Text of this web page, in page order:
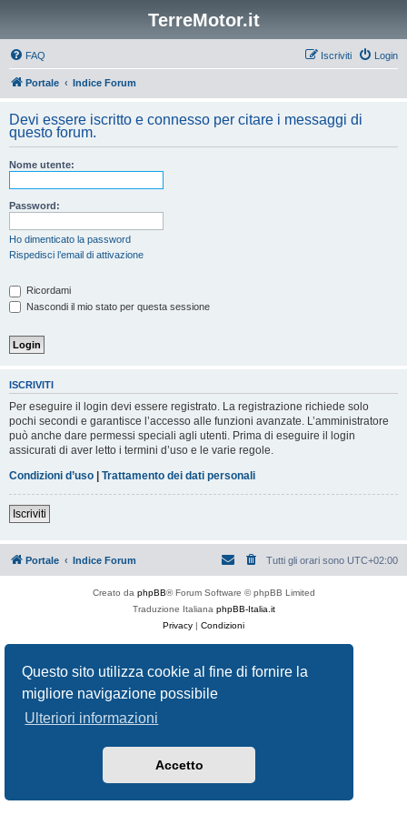
Questo sito utilizza cookie al fine di fornire la
migliore navigazione possibile
Ulteriori informazioni
Accetto
TerreMotor.it
FAQ Login
Iscriviti
Portale Indice Forum
Devi essere iscritto e connesso per citare i messaggi di
questo forum.
Nome utente:
Password:
Ho dimenticato la password
Rispedisci l’email di attivazione
Ricordami
Nascondi il mio stato per questa sessione
ISCRIVITI
Per eseguire il login devi essere registrato. La registrazione richiede solo
pochi secondi e garantisce l’accesso alle funzioni avanzate. L’amministratore
può anche dare permessi speciali agli utenti. Prima di eseguire il login
assicurati di aver letto i termini d’uso e le varie regole.
Condizioni d’uso | Trattamento dei dati personali
Iscriviti
Portale Indice Forum Tutti gli orari sono UTC+02:00
Creato da phpBB® Forum Software © phpBB Limited
Traduzione Italiana phpBB-Italia.it
Privacy | Condizioni